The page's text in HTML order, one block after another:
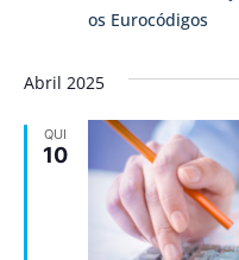
os Eurocódigos
Abril 2025
QUI
10